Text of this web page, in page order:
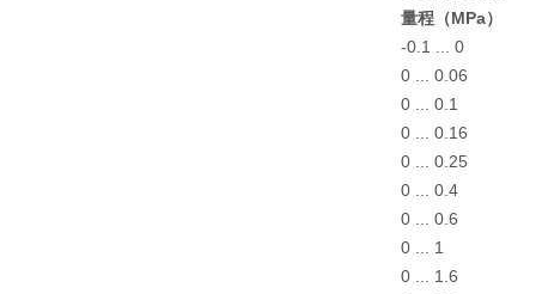
量程（MPa
-0.1 ...
0 ...
0 ...
0 ...
0 ...
0 ...
0 ...
0 ...
0 ...